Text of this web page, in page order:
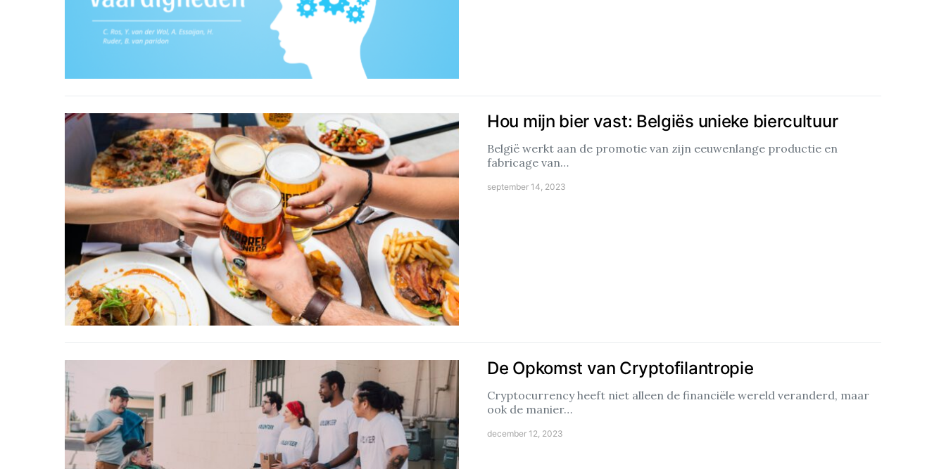
Hou mijn bier vast: Belgiës unieke biercultuur
België werkt aan de promotie van zijn eeuwenlange productie en
fabricage van…
september 14, 2023
De Opkomst van Cryptofilantropie
Cryptocurrency heeft niet alleen de financiële wereld veranderd, maar
ook de manier…
december 12, 2023